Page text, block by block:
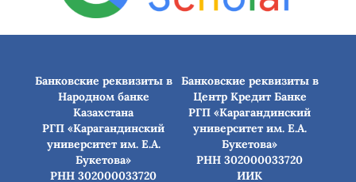
Банковские реквизиты в
Народном банке
Казахстана
РГП «Карагандинский
университет им. Е.А.
Букетова»
РНН 302000033720
Банковские реквизиты в
Центр Кредит Банке
РГП «Карагандинский
университет им. Е.А.
Букетова»
РНН 302000033720
ИИК